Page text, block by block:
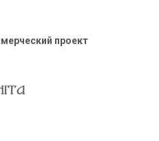
проект